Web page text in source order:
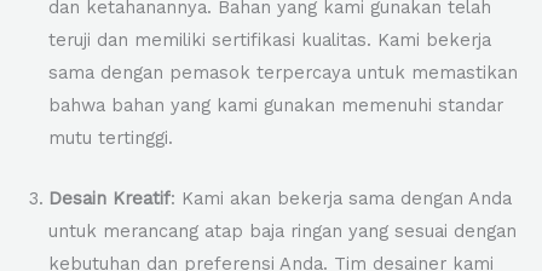
dan ketahanannya. Bahan yang kami gunakan telah
teruji dan memiliki sertifikasi kualitas. Kami bekerja
sama dengan pemasok terpercaya untuk memastikan
bahwa bahan yang kami gunakan memenuhi standar
mutu tertinggi.
Desain Kreatif: Kami akan bekerja sama dengan Anda
untuk merancang atap baja ringan yang sesuai dengan
kebutuhan dan preferensi Anda. Tim desainer kami